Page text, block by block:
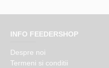
INFO FEEDERSHOP
Despre noi
Termeni si conditii